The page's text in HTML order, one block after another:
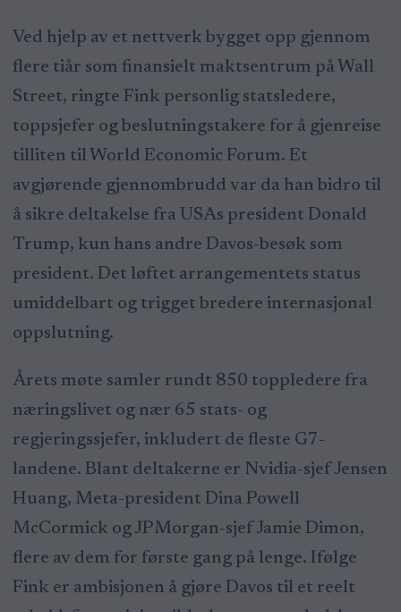
Ved hjelp av et nettverk bygget opp gjennom
flere tiår som finansielt maktsentrum på Wall
Street, ringte Fink personlig statsledere,
toppsjefer og beslutningstakere for å gjenreise
tilliten til World Economic Forum. Et
avgjørende gjennombrudd var da han bidro til
å sikre deltakelse fra USAs president Donald
Trump, kun hans andre Davos-besøk som
president. Det løftet arrangementets status
umiddelbart og trigget bredere internasjonal
oppslutning.
Årets møte samler rundt 850 toppledere fra
næringslivet og nær 65 stats- og
regjeringssjefer, inkludert de fleste G7-
landene. Blant deltakerne er Nvidia-sjef Jensen
Huang, Meta-president Dina Powell
McCormick og JPMorgan-sjef Jamie Dimon,
flere av dem for første gang på lenge. Ifølge
Fink er ambisjonen å gjøre Davos til et reelt